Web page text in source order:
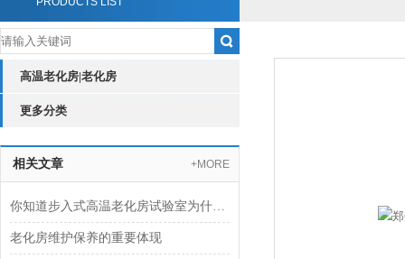
高温老化房|老化房
更多分类
相关文章 +MORE
你知道步入式高温老化房试验室为什么需要搬迁改造吗？
老化房维护保养的重要体现